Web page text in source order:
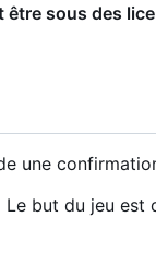
être sous des
une
Le but du jeu est